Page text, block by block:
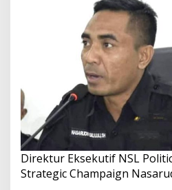
Politik
2029
Direktur Eksekutif NSL
Strategic Champaign